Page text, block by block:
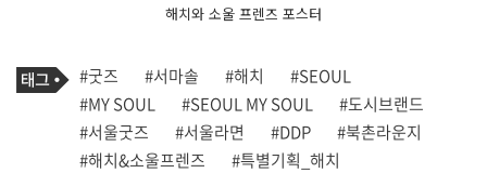
해치와 소울 프렌즈 포스터
기
사
관
련
태
그
태
그
#굿즈 #서마솔 #해치
#SEOUL
#MY SOUL
#SEOUL MY SOUL
#도시브랜드
#서울굿즈
#서울라면 #DDP
#북촌라운지
#해치&소울프렌즈
#특별기획_해치